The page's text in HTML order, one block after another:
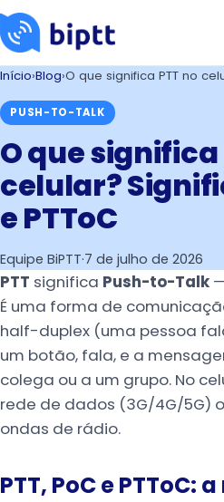
Início›Blog›O que significa PTT no
PUSH-TO-TALK
O que significa
celular?
e PTToC
Equipe BiPTT·7 de julho de 2026
PTT significa Push-to-Talk
É uma forma de
half-duplex (uma pessoa
um botão, fala, e a
colega ou a um grupo. No
rede de dados (3G/4G/5G)
ondas de rádio.
PTT, PoC e PTToC: